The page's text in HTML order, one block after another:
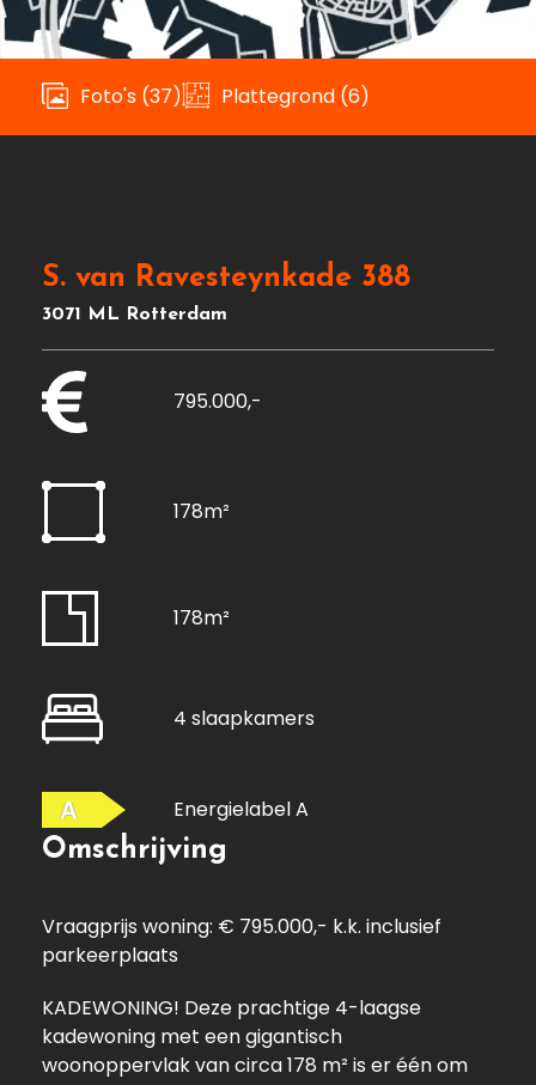
Foto's (37) Plattegrond (6)
S. van Ravesteynkade 388
3071 ML Rotterdam
795.000,-
178m²
178m²
4 slaapkamers
A Energielabel A
Omschrijving
Vraagprijs woning: € 795.000,- k.k. inclusief
parkeerplaats
KADEWONING! Deze prachtige 4-laagse
kadewoning met een gigantisch
woonoppervlak van circa 178 m² is er één om